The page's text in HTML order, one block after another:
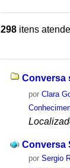
298 itens
Conversa
porClara
Conversa
porSergio